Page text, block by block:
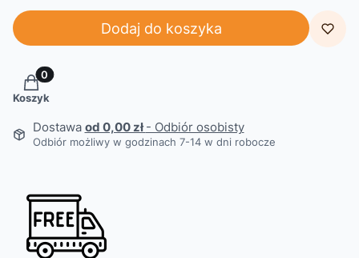
Dodaj do koszyka
Produkty w koszyku: 0. Zobacz szczegóły
Koszyk
Dostawa od 0,00 zł- Odbiór osobisty
Odbiór możliwy w godzinach 7-14 w dni robocze